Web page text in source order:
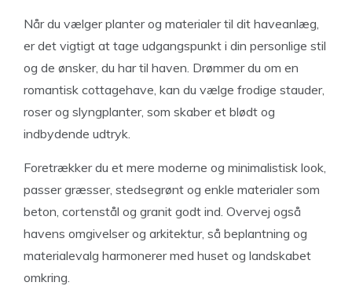
Når du vælger planter og materialer til dit haveanlæg,
er det vigtigt at tage udgangspunkt i din personlige stil
og de ønsker, du har til haven. Drømmer du om en
romantisk cottagehave, kan du vælge frodige stauder,
roser og slyngplanter, som skaber et blødt og
indbydende udtryk.
Foretrækker du et mere moderne og minimalistisk look,
passer græsser, stedsegrønt og enkle materialer som
beton, cortenstål og granit godt ind. Overvej også
havens omgivelser og arkitektur, så beplantning og
materialevalg harmonerer med huset og landskabet
omkring.